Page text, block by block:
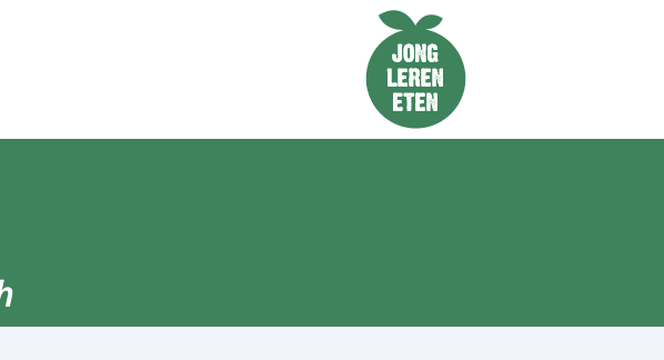
Naar de homepage van Jong Leren Eten